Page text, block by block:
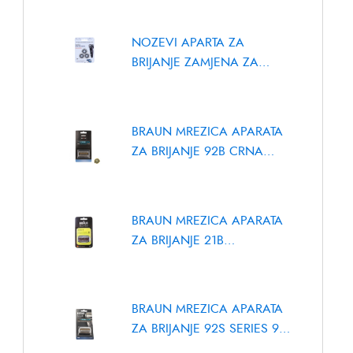
POSUDA ZA
MLIJEKO
NOZEVI APARTA ZA
BRIJANJE ZAMJENA ZA
BRAUN MREZICA APARATA
ZA BRIJANJE 92B CRNA
BRAUN MREZICA APARATA
ZA BRIJANJE 21B
BRAUN MREZICA APARATA
ZA BRIJANJE 92S SERIES 9